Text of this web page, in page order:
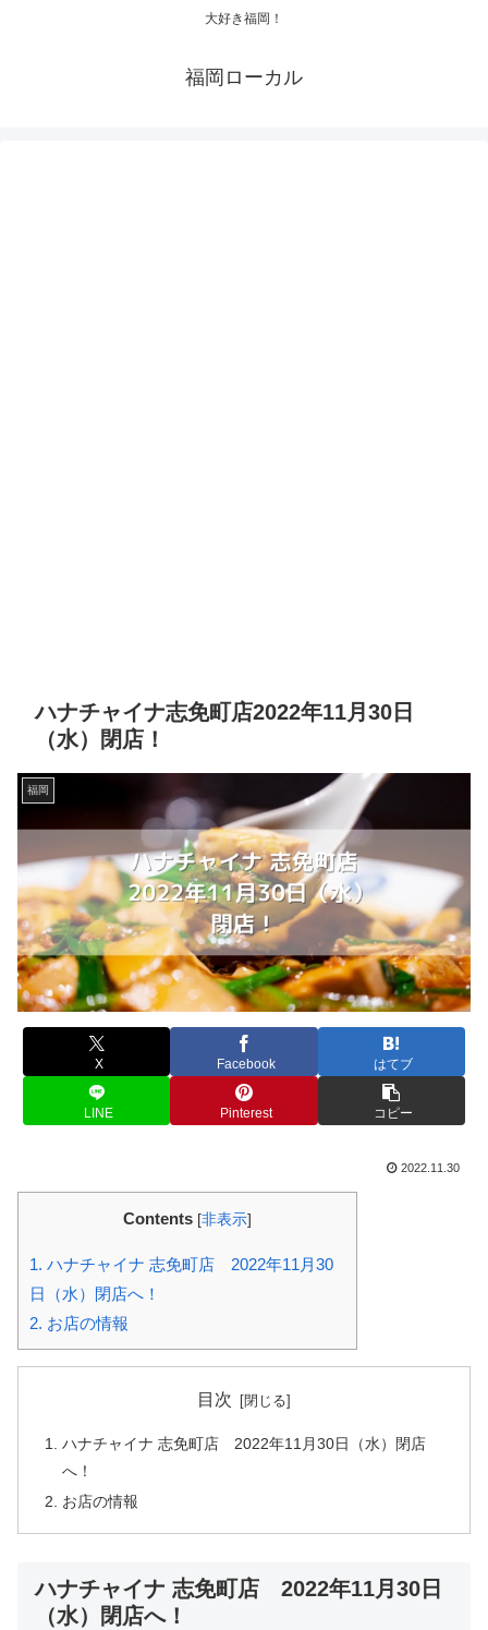
大好き福岡！
福岡ローカル
ハナチャイナ志免町店2022年11月30日
（水）閉店！
福岡
X Facebook はてブ
LINE Pinterest コピー
2022.11.30
Contents [非表示]
1. ハナチャイナ 志免町店 2022年11月30
日（水）閉店へ！
2. お店の情報
目次
ハナチャイナ 志免町店 2022年11月30日（水）閉店
へ！
お店の情報
ハナチャイナ 志免町店 2022年11月30日
（水）閉店へ！